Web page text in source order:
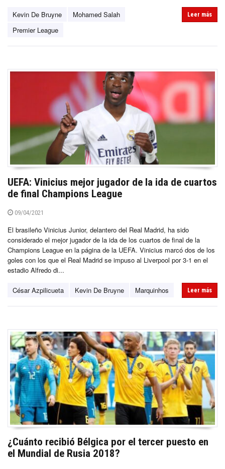
Kevin De Bruyne
Mohamed Salah
Premier League
Leer más
UEFA: Vinicius mejor jugador de la ida de cuartos
de final Champions League
09/04/2021
El brasileño Vinicius Junior, delantero del Real Madrid, ha sido
considerado el mejor jugador de la ida de los cuartos de final de la
Champions League en la página de la UEFA. Vinicius marcó dos de los
goles con los que el Real Madrid se impuso al Liverpool por 3-1 en el
estadio Alfredo di...
César Azpilicueta Kevin De Bruyne Marquinhos Leer más
¿Cuánto recibió Bélgica por el tercer puesto en
el Mundial de Rusia 2018?